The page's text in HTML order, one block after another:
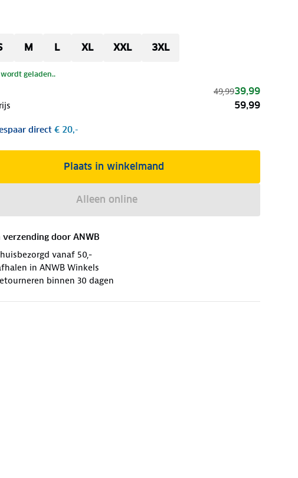
M L XL XXL 3XL
geladen..
49,9939,99
59,99
direct€ 20,-
Plaats in winkelmand
Alleen online
verzending door ANWB
vanaf 50,-
in ANWB Winkels
binnen 30 dagen